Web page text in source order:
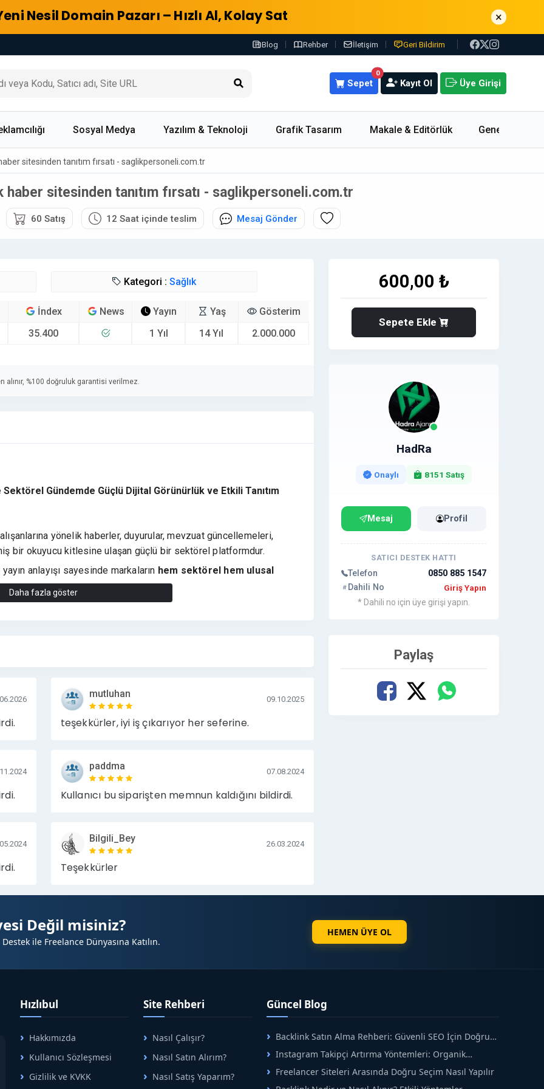
Nesil Domain Pazarı – Hızlı Al, Kolay Sat ×
Blog Rehber İletişim Geri Bildirim
0
Sepet Kayıt Ol Üye Girişi
Sosyal Medya Yazılım & Teknoloji Grafik Tasarım Makale & Editörlük Genel
sitesinden tanıtım fırsatı - saglikpersoneli.com.tr
haber sitesinden tanıtım fırsatı - saglikpersoneli.com.tr
60 Satış 12 Saat içinde teslim Mesaj Gönder
Kategori : Sağlık
İndex
35.400
News
Yayın
1 Yıl
Yaş
14 Yıl
Gösterim
2.000.000
%100 doğruluk garantisi verilmez.
Gündemde Güçlü Dijital Görünürlük ve Etkili Tanıtım
yönelik haberler, duyurular, mevzuat güncellemeleri,
bir okuyucu kitlesine ulaşan güçlü bir sektörel platformdur.
anlayışı sayesinde markaların hem sektörel hem ulusal
markaları
işletmeler
Daha fazla göster
mutluhan 09.10.2025
teşekkürler, iyi iş çıkarıyor her seferine.
paddma 07.08.2024
Kullanıcı bu siparişten memnun kaldığını bildirdi.
Bilgili_Bey 26.03.2024
Teşekkürler
600,00 ₺
Sepete Ekle
HadRa
Onaylı 8151 Satış
Mesaj Profil
SATICI DESTEK HATTI
Telefon
0850 885 1547
Dahili No
Giriş Yapın
* Dahili no için üye girişi yapın.
Paylaş
Değil misiniz?
ile Freelance Dünyasına Katılın.
HEMEN ÜYE OL
Hızlıbul
Hakkımızda
Kullanıcı Sözleşmesi
Gizlilik ve KVKK
Site Rehberi
Nasıl Çalışır?
Nasıl Satın Alırım?
Nasıl Satış Yaparım?
Güncel Blog
Backlink Satın Alma Rehberi: Güvenli SEO İçin Doğru
Instagram Takipçi Artırma Yöntemleri: Organik
Büyüme Rehberi
Freelancer Siteleri Arasında Doğru Seçim Nasıl Yapılır